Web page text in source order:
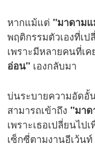
หากแม้แต่ "มาดาม
พฤติกรรมตัวเองที่เ
เพราะมีหลายคนที่เ
อ่อน" เองกลับมา
บ่นระบายความอัดอั้
สามารถเข้าถึง "มา
เพราะเธอเปลี่ยนไป
เซ็กซี่ตามงานอีเว้นท์